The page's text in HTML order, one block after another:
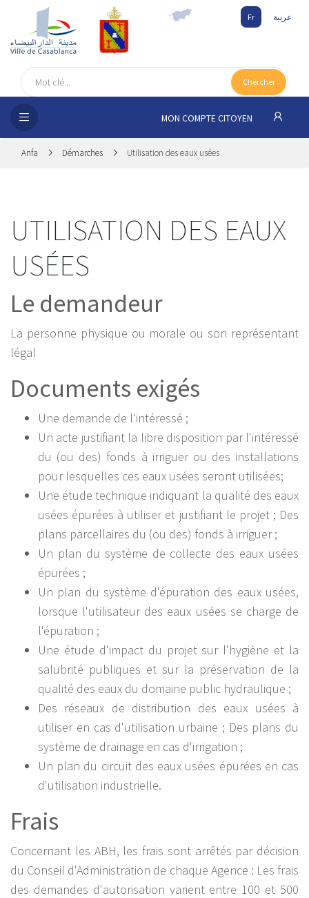
Fr عربية
Chercher
MON COMPTE CITOYEN
Anfa Démarches Utilisation des eaux usées
UTILISATION DES EAUX
USÉES
Le demandeur
La personne physique ou morale ou son représentant
légal
Documents exigés
Une demande de l'intéressé ;
Un acte justifiant la libre disposition par l'intéressé
du (ou des) fonds à irriguer ou des installations
pour lesquelles ces eaux usées seront utilisées;
Une étude technique indiquant la qualité des eaux
usées épurées à utiliser et justifiant le projet ; Des
plans parcellaires du (ou des) fonds à irriguer ;
Un plan du système de collecte des eaux usées
épurées ;
Un plan du système d'épuration des eaux usées,
lorsque l'utilisateur des eaux usées se charge de
l'épuration ;
Une étude d'impact du projet sur l'hygiène et la
salubrité publiques et sur la préservation de la
qualité des eaux du domaine public hydraulique ;
Des réseaux de distribution des eaux usées à
utiliser en cas d'utilisation urbaine ; Des plans du
système de drainage en cas d'irrigation ;
Un plan du circuit des eaux usées épurées en cas
d'utilisation industrielle.
Frais
Concernant les ABH, les frais sont arrêtés par décision
du Conseil d'Administration de chaque Agence : Les frais
des demandes d'autorisation varient entre 100 et 500